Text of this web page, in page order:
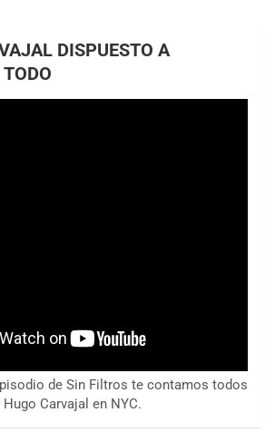
DISPUESTO A
de Sin Filtros te contamos todos
Carvajal en NYC.